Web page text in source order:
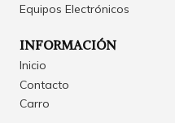
Equipos Electrónicos
INFORMACIÓN
Inicio
Contacto
Carro